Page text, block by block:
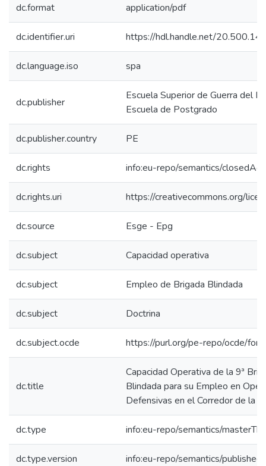
dc.format application/pdf
dc.identifier.uri https://hdl.handle.net/
dc.language.iso spa
dc.publisher
Escuela Superior de Guerra del
Escuela de Postgrado
dc.publisher.country PE
dc.rights info:eu-repo/semantics/
dc.rights.uri https://creativecommons.org/
dc.source Esge - Epg
dc.subject Capacidad operativa
dc.subject Empleo de Brigada Blindada
dc.subject Doctrina
dc.subject.ocde https://purl.org/pe-repo/ocde/
dc.title
Capacidad Operativa de la 9ª
Blindada para su Empleo en
Defensivas en el Corredor de la
dc.type info:eu-repo/semantics/
dc.type.version info:eu-repo/semantics/